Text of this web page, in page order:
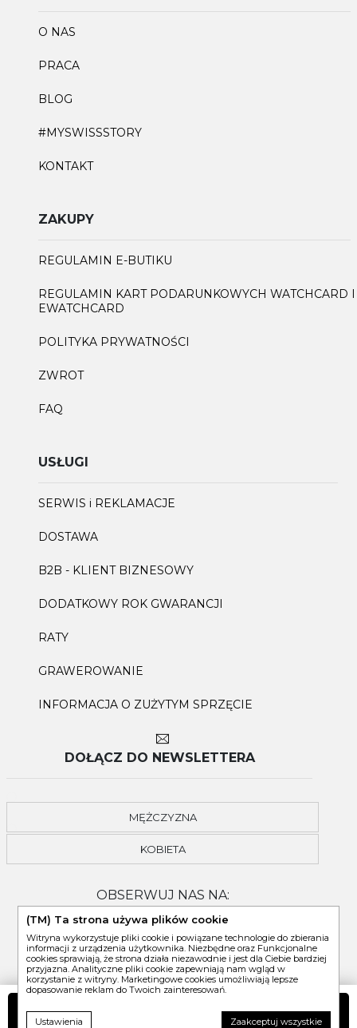
DO KOSZYKA
O NAS
PRACA
BLOG
#MYSWISSSTORY
KONTAKT
ZAKUPY
REGULAMIN E-BUTIKU
REGULAMIN KART PODARUNKOWYCH WATCHCARD I
EWATCHCARD
POLITYKA PRYWATNOŚCI
ZWROT
FAQ
USŁUGI
SERWIS i REKLAMACJE
DOSTAWA
B2B - KLIENT BIZNESOWY
DODATKOWY ROK GWARANCJI
RATY
GRAWEROWANIE
INFORMACJA O ZUŻYTYM SPRZĘCIE
DOŁĄCZ DO NEWSLETTERA
MĘŻCZYZNA
KOBIETA
OBSERWUJ NAS NA:
(TM) Ta strona używa plików cookie
Witryna wykorzystuje pliki cookie i powiązane technologie do zbierania
informacji z urządzenia użytkownika. Niezbędne oraz Funkcjonalne
cookies sprawiają, że strona działa niezawodnie i jest dla Ciebie bardziej
przyjazna. Analityczne pliki cookie zapewniają nam wgląd w
korzystanie z witryny. Marketingowe cookies umożliwiają lepsze
dopasowanie reklam do Twoich zainteresowań.
Ustawienia Zaakceptuj wszystkie